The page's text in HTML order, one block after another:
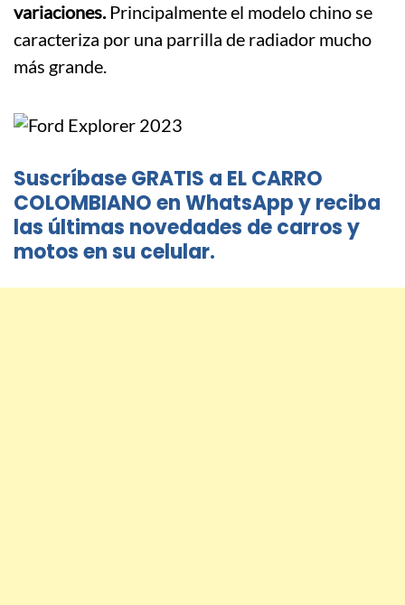
variaciones.Principalmente el modelo chino se
caracteriza por una parrilla de radiador mucho
más grande.
Suscríbase GRATIS a EL CARRO
COLOMBIANO en WhatsApp y reciba
las últimas novedades de carros y
motos en su celular.